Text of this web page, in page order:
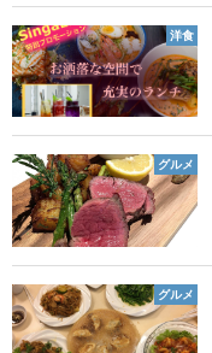
洋食
グルメ
グルメ